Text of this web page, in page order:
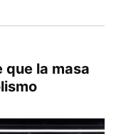
que la masa